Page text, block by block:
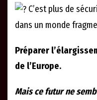
C’est plus de
dans un monde
Préparer
de l’Europe.
Mais ce futur ne